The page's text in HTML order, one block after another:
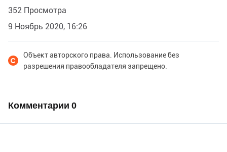
352 Просмотра
9 Ноябрь 2020, 16:26
Объект авторского права. Использование без
разрешения правообладателя запрещено.
Комментарии 0